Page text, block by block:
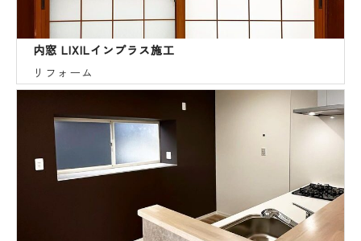
内窓 LIXILインプラス施工
リフォーム